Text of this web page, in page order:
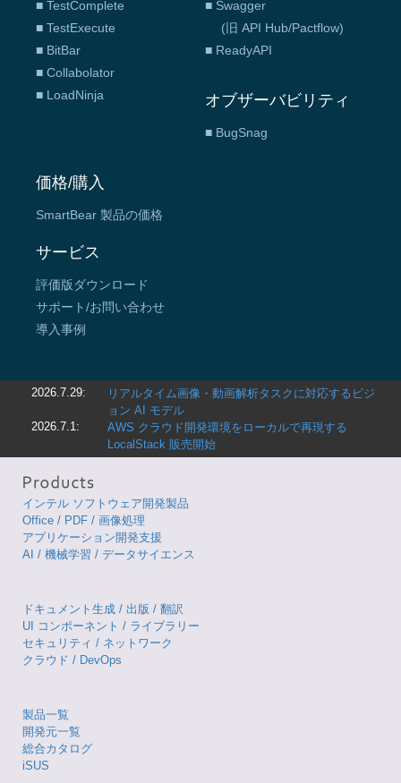
■ TestComplete
■ TestExecute
■ BitBar
■ Collabolator
■ LoadNinja
■ Swagger
(旧 API Hub/Pactflow)
■ ReadyAPI
オブザーバビリティ
■ BugSnag
価格/購入
SmartBear 製品の価格
サービス
評価版ダウンロード
サポート/お問い合わせ
導入事例
2026.7.29:
リアルタイム画像・動画解析タスクに対応するビジ
ョン AI モデル
2026.7.1:
AWS クラウド開発環境をローカルで再現する
LocalStack 販売開始
インテル ソフトウェア開発製品
Office / PDF / 画像処理
アプリケーション開発支援
AI / 機械学習 / データサイエンス
ドキュメント生成 / 出版 / 翻訳
UI コンポーネント / ライブラリー
セキュリティ / ネットワーク
クラウド / DevOps
製品一覧
開発元一覧
総合カタログ
iSUS